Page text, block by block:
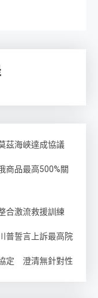
茲海峽達成協議
品最高500%關
合激流救援訓練
普誓言上訴最高院
定 澄清無針對性